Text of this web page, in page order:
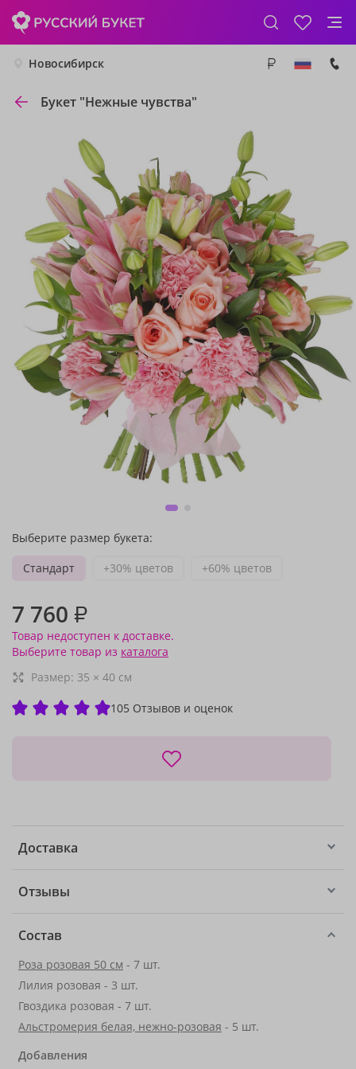
Новосибирск
Букет "Нежные чувства"
Выберите размер букета:
Стандарт
+30% цветов +60% цветов
7 760 ₽
Товар недоступен к доставке.
Выберите товар из каталога
Размер: 35 × 40 см
105 Отзывов и оценок
Доставка
Отзывы
Состав
Роза розовая 50 см - 7 шт.
Лилия розовая - 3 шт.
Гвоздика розовая - 7 шт.
Альстромерия белая, нежно-розовая - 5 шт.
Добавления